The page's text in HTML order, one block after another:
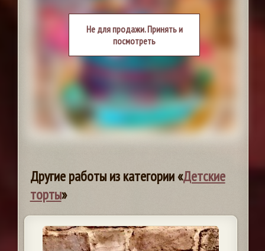
Не для продажи. Принять и
посмотреть
Другие работы из категории «Детские
торты»